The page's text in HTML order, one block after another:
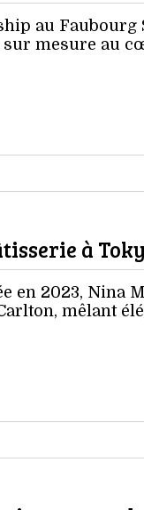
au Faubourg
sur mesure au
à
en 2023, Nina
mêlant